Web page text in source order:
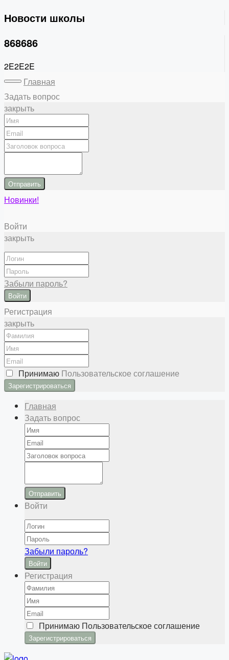
Новости школы
868686
2E2E2E
Главная
Задать вопрос
закрыть
Отправить
Новинки!
Войти
закрыть
Забыли пароль?
Войти
Регистрация
закрыть
Принимаю Пользовательское соглашение
Главная
Задать вопрос
Отправить
Войти
Забыли пароль?
Войти
Регистрация
Принимаю Пользовательское соглашение